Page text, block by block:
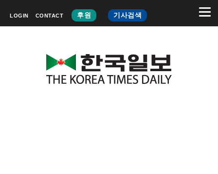
LOGIN CONTACT 후원 기사검색